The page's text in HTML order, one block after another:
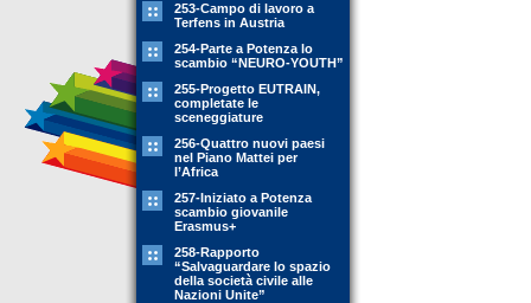
253-Campo di lavoro a
Terfens in Austria
254-Parte a Potenza lo
scambio “NEURO-YOUTH”
255-Progetto EUTRAIN,
completate le
sceneggiature
256-Quattro nuovi paesi
nel Piano Mattei per
l’Africa
257-Iniziato a Potenza
scambio giovanile
Erasmus+
258-Rapporto
“Salvaguardare lo spazio
della società civile alle
Nazioni Unite”